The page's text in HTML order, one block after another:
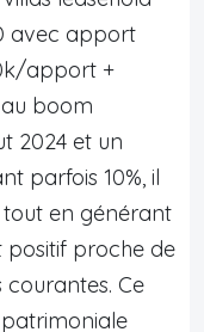
avec apport
apport +
boom
2024 et un
parfois 10%, il
en générant
positif proche de
courantes. Ce